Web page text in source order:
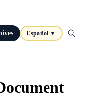
Español ▼